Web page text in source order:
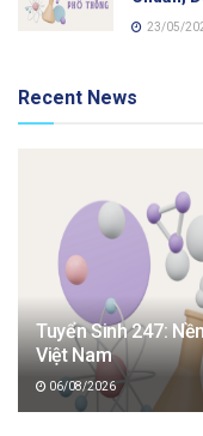
23/05/
Recent News
Tuyển Sinh 247:
Việt Nam
06/08/2026